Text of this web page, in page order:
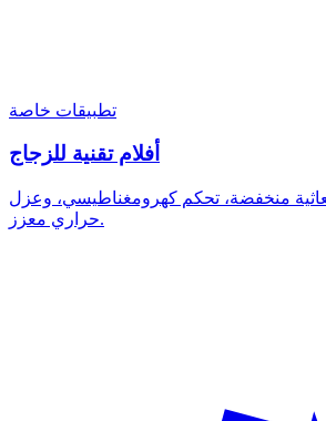
تطبيقات خاصة
أفلام تقنية للزجاج
منخفضة، تحكم كهرومغناطيسي، وعزل
حراري معزز.